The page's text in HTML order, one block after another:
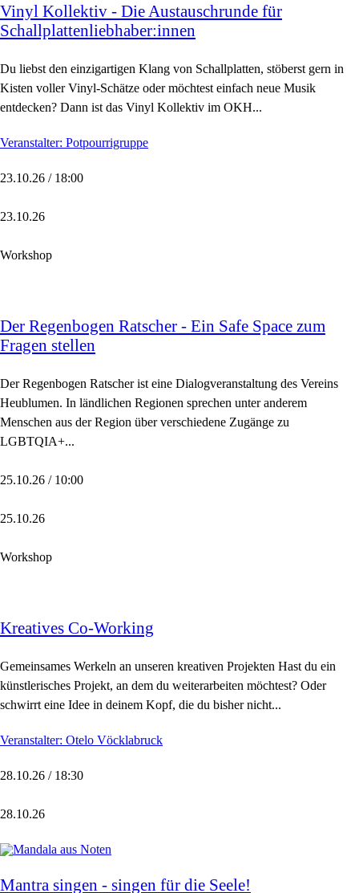
Vinyl Kollektiv - Die Austauschrunde für
Schallplattenliebhaber:innen
Du liebst den einzigartigen Klang von Schallplatten, stöberst gern in
Kisten voller Vinyl-Schätze oder möchtest einfach neue Musik
entdecken? Dann ist das Vinyl Kollektiv im OKH...
Veranstalter: Potpourrigruppe
23.10.26 / 18:00
23.10.26
Workshop
Der Regenbogen Ratscher - Ein Safe Space zum
Fragen stellen
Der Regenbogen Ratscher ist eine Dialogveranstaltung des Vereins
Heublumen. In ländlichen Regionen sprechen unter anderem
Menschen aus der Region über verschiedene Zugänge zu
LGBTQIA+...
25.10.26 / 10:00
25.10.26
Workshop
Kreatives Co-Working
Gemeinsames Werkeln an unseren kreativen Projekten Hast du ein
künstlerisches Projekt, an dem du weiterarbeiten möchtest? Oder
schwirrt eine Idee in deinem Kopf, die du bisher nicht...
Veranstalter: Otelo Vöcklabruck
28.10.26 / 18:30
28.10.26
Mantra singen - singen für die Seele!